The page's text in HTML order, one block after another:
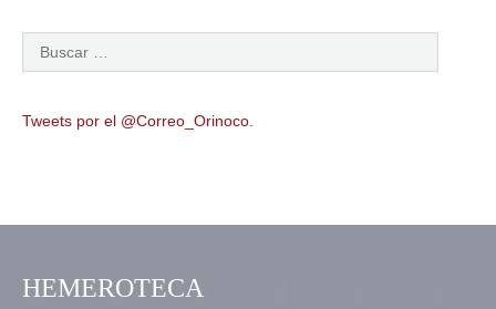
Tweets por el @Correo_Orinoco.
HEMEROTECA